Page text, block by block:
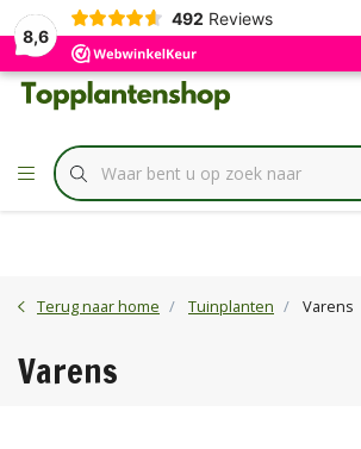
8,6
492 Reviews
✔Specialist inBorderbundels
Terug naar home Tuinplanten Varens
Varens